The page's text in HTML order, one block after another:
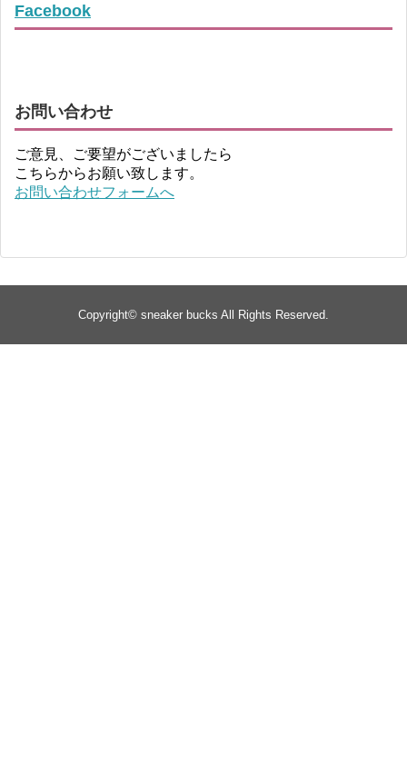
Facebook
お問い合わせ
ご意見、ご要望がございましたら
こちらからお願い致します。
お問い合わせフォームへ
Copyright© sneaker bucks All Rights Reserved.